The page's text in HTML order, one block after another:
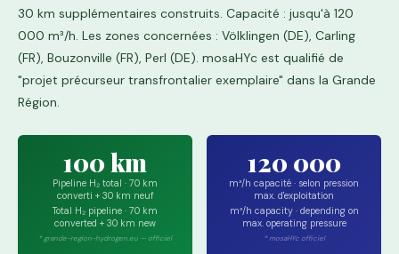
30 km supplémentaires construits. Capacité : jusqu'à 120
000 m³/h. Les zones concernées : Völklingen (DE), Carling
(FR), Bouzonville (FR), Perl (DE). mosaHYc est qualifié de
"projet précurseur transfrontalier exemplaire" dans la Grande
Région.
100 km
Pipeline H₂ total · 70 km
converti + 30 km neuf
Total H₂ pipeline · 70 km
converted + 30 km new
* grande-region-hydrogen.eu — officiel
120 000
m³/h capacité · selon pression
max. d'exploitation
m³/h capacity · depending on
max. operating pressure
* mosaHYc officiel